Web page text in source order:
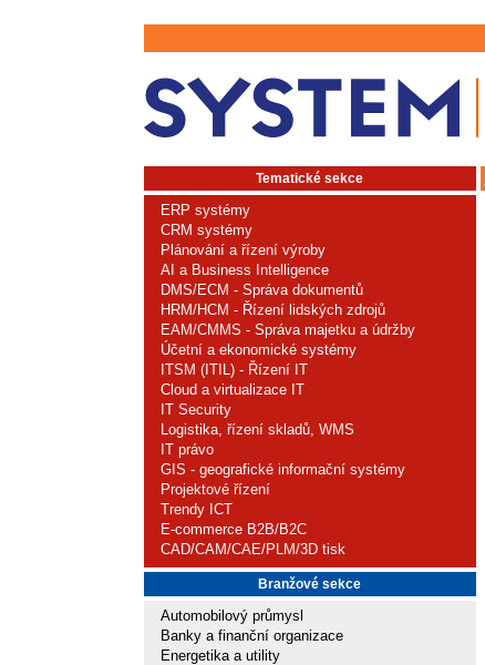
Tematické sekce
ERP systémy
CRM systémy
Plánování a řízení výroby
AI a Business Intelligence
DMS/ECM - Správa dokumentů
HRM/HCM - Řízení lidských zdrojů
EAM/CMMS - Správa majetku a údržby
Účetní a ekonomické systémy
ITSM (ITIL) - Řízení IT
Cloud a virtualizace IT
IT Security
Logistika, řízení skladů, WMS
IT právo
GIS - geografické informační systémy
Projektové řízení
Trendy ICT
E-commerce B2B/B2C
CAD/CAM/CAE/PLM/3D tisk
Branžové sekce
Automobilový průmysl
Banky a finanční organizace
Energetika a utility